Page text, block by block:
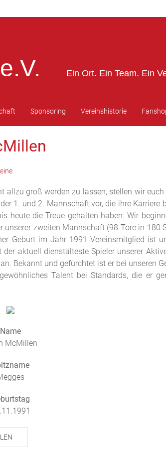
Ein Ort. Ein Team. Ein
Sponsoring Vereinshistorie
allzu groß werden zu lassen, stellen wir euch
1. und 2. Mannschaft vor, die ihre Karriere
heute die Treue gehalten haben. Wir
zweiten Mannschaft (98 Tore in 180
Geburt im Jahr 1991 Vereinsmitglied ist
aktuell dienstälteste Spieler unserer
Bekannt und gefürchtet ist er bei unseren
Talent bei Standards, die er
Name
McMillen